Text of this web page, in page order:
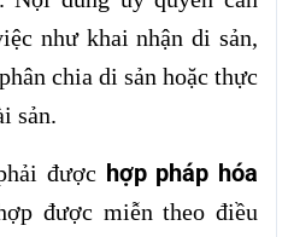
như khai nhận di sản,
chia di sản hoặc thực
sản.
được hợp pháp hóa
được miễn theo điều